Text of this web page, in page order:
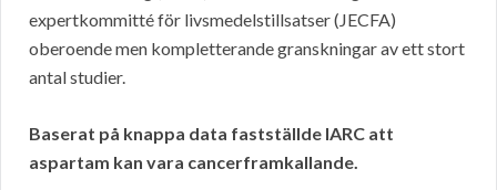
expertkommitté för livsmedelstillsatser (JECFA)
oberoende men kompletterande granskningar av ett stort
antal studier.
Baserat på knappa data fastställde IARC att
aspartam kan vara cancerframkallande.